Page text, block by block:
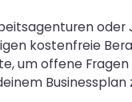
kostenfreie
um offene Fragen
Businessplan